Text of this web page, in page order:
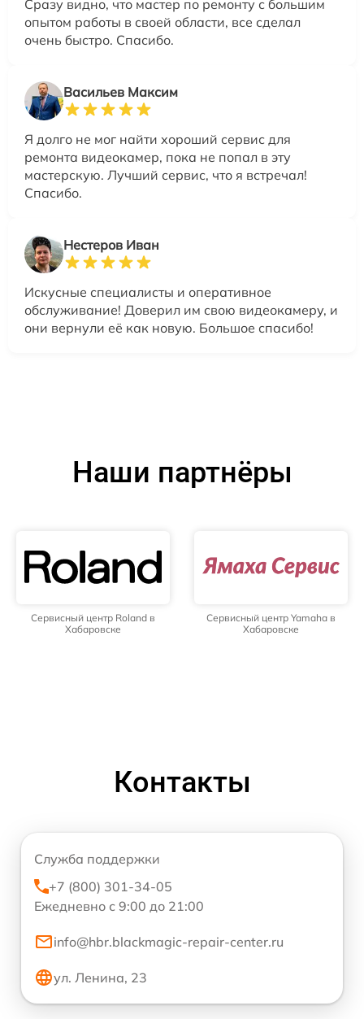
Сразу видно, что мастер по ремонту с большим
опытом работы в своей области, все сделал
очень быстро. Спасибо.
Васильев Максим
Я долго не мог найти хороший сервис для
ремонта видеокамер, пока не попал в эту
мастерскую. Лучший сервис, что я встречал!
Спасибо.
Нестеров Иван
Искусные специалисты и оперативное
обслуживание! Доверил им свою видеокамеру, и
они вернули её как новую. Большое спасибо!
Наши партнёры
Сервисный центр Roland в
Хабаровске
Сервисный центр Yamaha в
Хабаровске
Контакты
Служба поддержки
+7 (800) 301-34-05
Ежедневно с 9:00 до 21:00
info@hbr.blackmagic-repair-center.ru
ул. Ленина, 23